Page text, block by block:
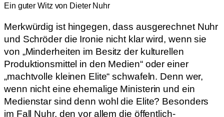
Ein guter Witz von Dieter Nuhr
Merkwürdig ist hingegen, dass ausgerechnet Nuhr
und Schröder die Ironie nicht klar wird, wenn sie
von „Minderheiten im Besitz der kulturellen
Produktionsmittel in den Medien“ oder einer
„machtvolle kleinen Elite“ schwafeln. Denn wer,
wenn nicht eine ehemalige Ministerin und ein
Medienstar sind denn wohl die Elite? Besonders
im Fall Nuhr, den vor allem die öffentlich-